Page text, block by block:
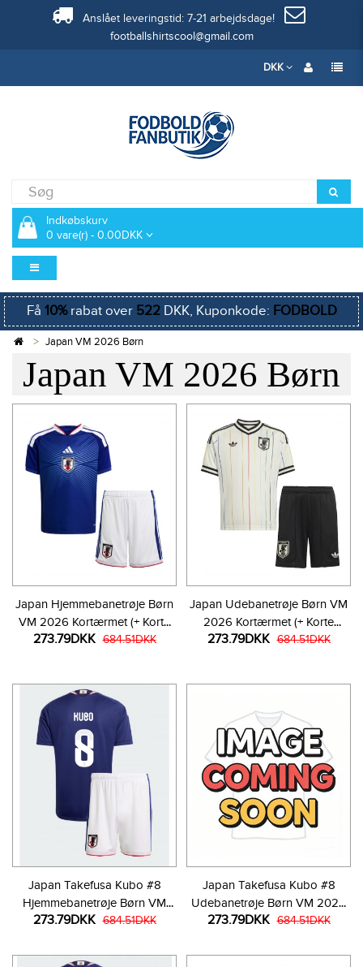
Anslået leveringstid: 7-21 arbejdsdage!
footballshirtscool@gmail.com
DKK
Indkøbskurv
0 vare(r) - 0.00DKK
Få 10%rabat over 522DKK, Kuponkode: FODBOLD
Japan VM 2026 Børn
Japan VM 2026 Børn
Japan Hjemmebanetrøje Børn
VM 2026 Kortærmet (+ Korte
bukser)
273.79DKK 684.51DKK
Japan Udebanetrøje Børn VM
2026 Kortærmet (+ Korte
bukser)
273.79DKK 684.51DKK
Japan Takefusa Kubo #8
Hjemmebanetrøje Børn VM
2026 Kortærmet (+ Korte
273.79DKK 684.51DKK
Japan Takefusa Kubo #8
Udebanetrøje Børn VM 2026
Kortærmet (+ Korte bukser)
273.79DKK 684.51DKK